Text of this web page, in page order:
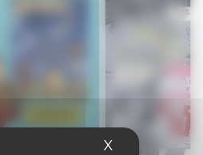
X Masquer le